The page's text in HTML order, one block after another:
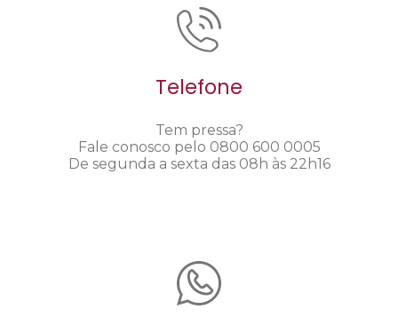
Telefone
Tem pressa?
Fale conosco pelo 0800 600 0005
De segunda a sexta das 08h às 22h16